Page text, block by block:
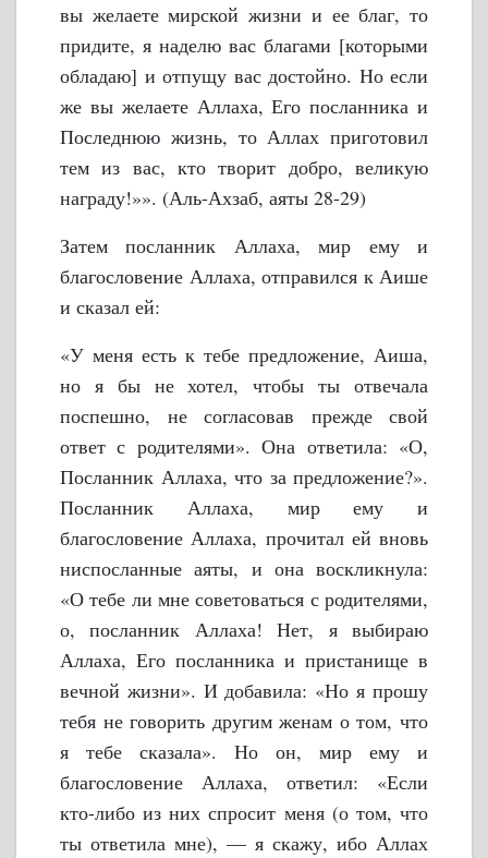
вы желаете мирской жизни и ее благ, то
придите, я наделю вас благами [которыми
обладаю] и отпущу вас достойно. Но если
же вы желаете Аллаха, Его посланника и
Последнюю жизнь, то Аллах приготовил
тем из вас, кто творит добро, великую
награду!»». (Аль-Ахзаб, аяты 28-29)
Затем посланник Аллаха, мир ему и
благословение Аллаха, отправился к Аише
и сказал ей:
«У меня есть к тебе предложение, Аиша,
но я бы не хотел, чтобы ты отвечала
поспешно, не согласовав прежде свой
ответ с родителями». Она ответила: «О,
Посланник Аллаха, что за предложение?».
Посланник Аллаха, мир ему и
благословение Аллаха, прочитал ей вновь
ниспосланные аяты, и она воскликнула:
«О тебе ли мне советоваться с родителями,
о, посланник Аллаха! Нет, я выбираю
Аллаха, Его посланника и пристанище в
вечной жизни». И добавила: «Но я прошу
тебя не говорить другим женам о том, что
я тебе сказала». Но он, мир ему и
благословение Аллаха, ответил: «Если
кто-либо из них спросит меня (о том, что
ты ответила мне), — я скажу, ибо Аллах